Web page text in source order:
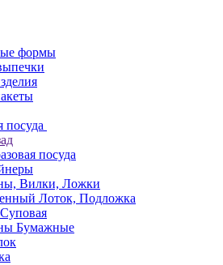
формы
посуда
посуда
Вилки, Ложки
Лоток, Подложка
Бумажные